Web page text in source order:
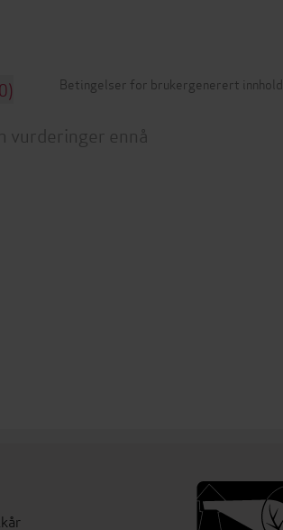
Betingelser for brukergenerert innhold
vurderinger ennå